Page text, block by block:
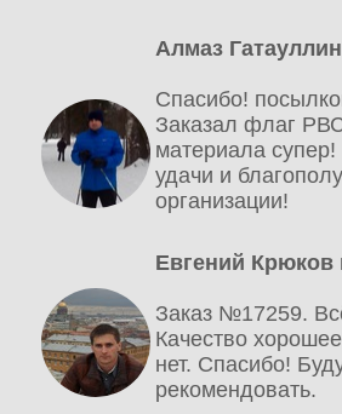
Алмаз
Спасибо!
Заказал флаг
материала
удачи и
организации!
Евгений Крюков
Заказ №17259.
Качество
нет. Спасибо!
рекомендовать.